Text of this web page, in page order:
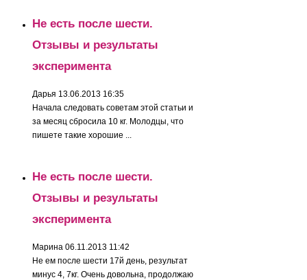
Не есть после шести.
Отзывы и результаты
эксперимента
Дарья 13.06.2013 16:35
Начала следовать советам этой статьи и
за месяц сбросила 10 кг. Молодцы, что
пишете такие хорошие ...
Не есть после шести.
Отзывы и результаты
эксперимента
Марина 06.11.2013 11:42
Не ем после шести 17й день, результат
минус 4, 7кг. Очень довольна, продолжаю